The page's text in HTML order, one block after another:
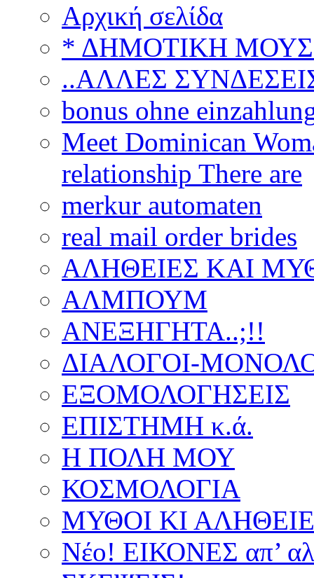
Αρχική σελίδα
* ΔΗΜΟΤΙΚΗ
..ΑΛΛΕΣ
bonus ohne
Meet Dominican
relationship There are
merkur automaten
real mail order brides
ΑΛΗΘΕΙΕΣ ΚΑΙ
ΑΛΜΠΟΥΜ
ΑΝΕΞΗΓΗΤΑ..;!!
ΔΙΑΛΟΓΟΙ-
ΕΞΟΜΟΛΟΓΗΣΕΙΣ
ΕΠΙΣΤΗΜΗ κ.ά.
Η ΠΟΛΗ ΜΟΥ
ΚΟΣΜΟΛΟΓΙΑ
ΜΥΘΟΙ ΚΙ
Νέο! ΕΙΚΟΝΕΣ απ’